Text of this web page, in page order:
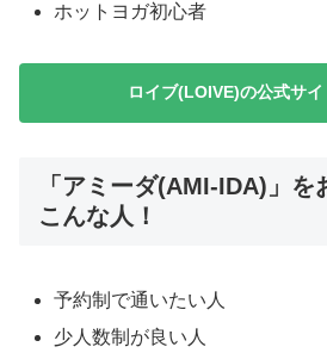
ホットヨガ初心者
ロイブ(LOIVE)の公式サ
「アミーダ(AMI-IDA)」を
こんな人！
予約制で通いたい人
少人数制が良い人